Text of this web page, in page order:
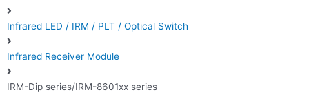
Infrared LED / IRM / PLT / Optical Switch
Infrared Receiver Module
IRM-Dip series/IRM-8601xx series